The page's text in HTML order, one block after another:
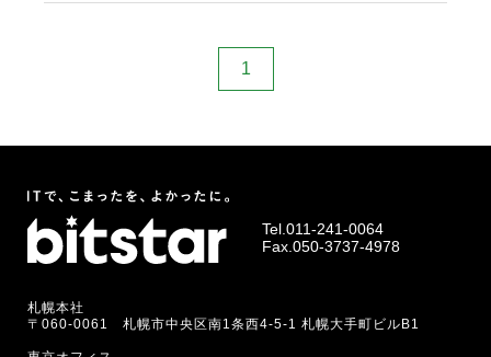
情報セキュリティ
プライバシーポリシー
1
Tel.011-241-0064
Fax.050-3737-4978
札幌本社
〒060-0061 札幌市中央区南1条西4-5-1 札幌大手町ビルB1